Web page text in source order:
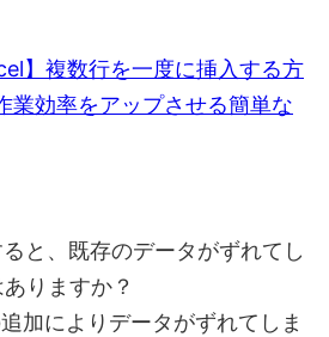
】複数行を一度に挿入する方
業効率をアップさせる簡単な
と、既存のデータがずれてし
りますか？
加によりデータがずれてしま